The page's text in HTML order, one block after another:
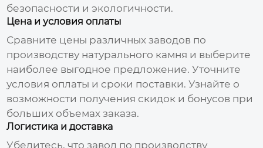
безопасности и экологичности.
Цена и условия оплаты
Сравните цены различныхзаводов по
производству натурального камня и выберите
наиболее выгодное предложение. Уточните
условия оплаты и сроки поставки. Узнайте о
возможности получения скидок и бонусов при
больших объемах заказа.
Логистика и доставка
Убедитесь, чтозавод по производству